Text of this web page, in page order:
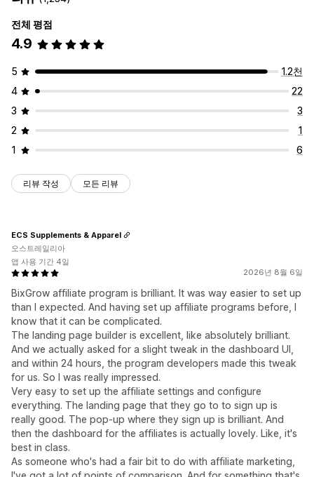
전체 평점
4.9
5
1.2천
4
22
3
3
2
1
1
6
리뷰 작성 모든 리뷰
2026년 8월 6일
BixGrow affiliate program is brilliant. It was way easier to set up
than I expected. And having set up affiliate programs before, I
know that it can be complicated.
The landing page builder is excellent, like absolutely brilliant.
And we actually asked for a slight tweak in the dashboard UI,
and within 24 hours, the program developers made this tweak
for us. So I was really impressed.
Very easy to set up the affiliate settings and configure
everything. The landing page that they go to to sign up is
really good. The pop-up where they sign up is brilliant. And
then the dashboard for the affiliates is actually lovely. Like, it's
best in class.
As someone who's had a fair bit to do with affiliate marketing,
ECS Supplements & Apparel
오스트레일리아
앱 사용 기간 4일